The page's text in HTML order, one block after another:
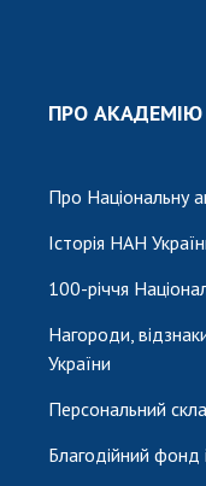
ПРО АКАДЕМІЮ
Про Національну
Історія НАН
100-річчя
Нагороди,
України
Персональний
Благодійний фонд